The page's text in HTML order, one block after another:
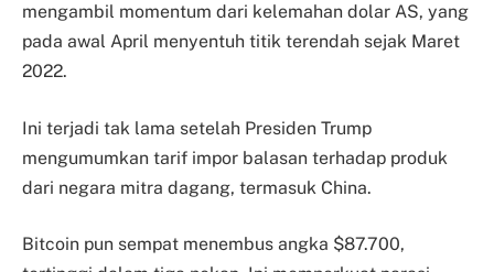
mengambil momentum dari kelemahan dolar AS, yang
pada awal April menyentuh titik terendah sejak Maret
2022.
Ini terjadi tak lama setelah Presiden Trump
mengumumkan tarif impor balasan terhadap produk
dari negara mitra dagang, termasuk China.
Bitcoin pun sempat menembus angka $87.700,